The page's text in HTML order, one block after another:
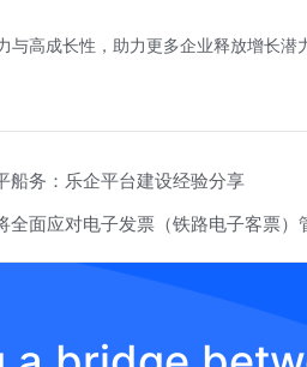
与高成长性，助力更多企业释放增长潜
船务：乐企平台建设经验分享
全面应对电子发票（铁路电子客票）